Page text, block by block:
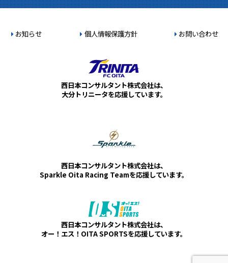
お知らせ 個人情報保護方針 お問い合わせ
西日本コンサルタント株式会社は、
大分トリニータを応援しています。
西日本コンサルタント株式会社は、
Sparkle Oita Racing Teamを応援しています。
西日本コンサルタント株式会社は、
オー！エス！OITA SPORTSを応援しています。